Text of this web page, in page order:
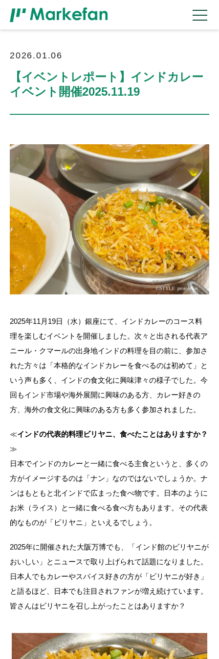
2026.01.06
【イベントレポート】インドカレー
イベント開催2025.11.19
2025年11月19日（水）銀座にて、インドカレーのコース料
理を楽しむイベントを開催しました。次々と出される代表ア
ニール・クマールの出身地インドの料理を目の前に、参加さ
れた方々は「本格的なインドカレーを食べるのは初めて」と
いう声も多く、インドの食文化に興味津々の様子でした。今
回もインド市場や海外展開に興味のある方、カレー好きの
方、海外の食文化に興味のある方も多く参加されました。
≪インドの代表的料理ビリヤニ、食べたことはありますか？
≫
日本でインドのカレーと一緒に食べる主食というと、多くの
方がイメージするのは「ナン」なのではないでしょうか。ナ
ンはもともと北インドで広まった食べ物です。日本のように
お米（ライス）と一緒に食べる食べ方もあります。その代表
的なものが「ビリヤニ」といえるでしょう。
2025年に開催された大阪万博でも、「インド館のビリヤニが
おいしい」とニュースで取り上げられて話題になりました。
日本人でもカレーやスパイス好きの方が「ビリヤニが好き」
と語るほど、日本でも注目されファンが増え続けています。
皆さんはビリヤニを召し上がったことはありますか？